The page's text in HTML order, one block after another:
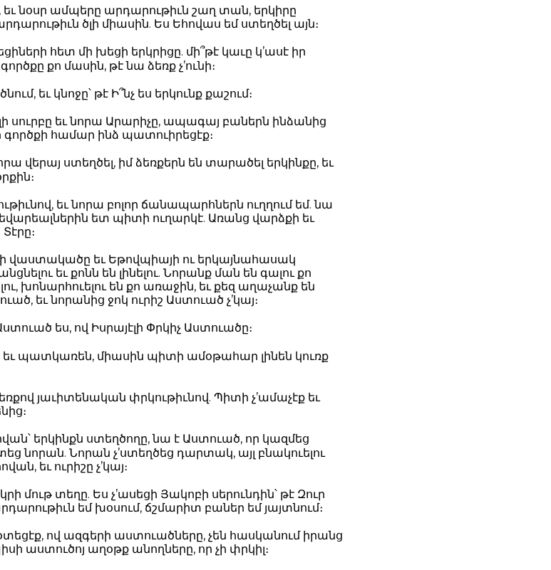
եւ նօսր ամպերը արդարութիւն շաղ տան, երկիրը
ծլի միասին. Ես Եհովաս եմ ստեղծել այն։
հետ մի խեցի երկրիցը. մի՞թէ կաւը կ’ասէ իր
քո մասին, թէ նա ձեռք չ’ունի։
եւ կնոջը՝ թէ Ի՞նչ ես երկունք քաշում։
սուրբը եւ նորա Արարիչը, ապագայ բաներն ինձանից
գործքի համար ինձ պատուիրեցէք։
վերայ ստեղծել, իմ ձեռքերն են տարածել երկինքը, եւ
եւ նորա բոլոր ճանապարհներն ուղղում եմ. նա
ետ պիտի ուղարկէ. Առանց վարձքի եւ
վաստակածը եւ Եթովպիայի ու երկայնահասակ
եւ քոնն են լինելու. Նորանք ման են գալու քո
խոնարհուելու են քո առաջին, եւ քեզ աղաչանք են
եւ նորանից ջոկ ուրիշ Աստուած չ’կայ։
ես, ով Իսրայէլի Փրկիչ Աստուածը։
պատկառեն, միասին պիտի ամօթահար լինեն կուռք
յաւիտենական փրկութիւնով. Պիտի չ’ամաչէք եւ
երկինքն ստեղծողը, նա է Աստուած, որ կազմեց
նորան. Նորան չ’ստեղծեց դարտակ, այլ բնակուելու
եւ ուրիշը չ’կայ։
մութ տեղը. Ես չ’ասեցի Յակոբի սերունդին՝ թէ Զուր
եմ խօսում, ճշմարիտ բաներ եմ յայտնում։
ով ազգերի աստուածները, չեն հասկանում իրանց
աստուծոյ աղօթք անողները, որ չի փրկիլ։